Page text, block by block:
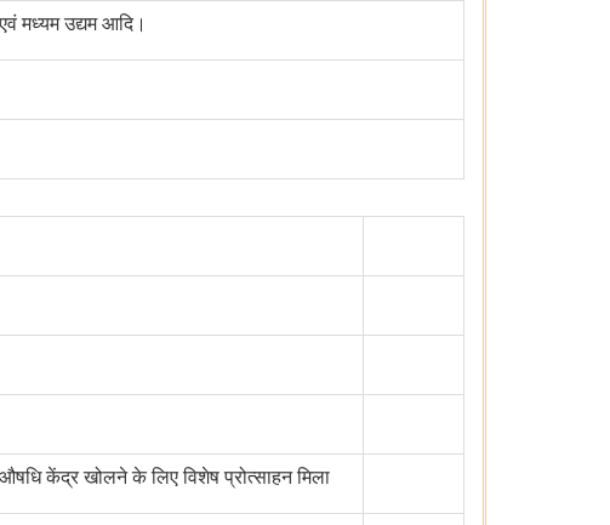
मध्यम उद्यम आदि।
केंद्र खोलने के लिए विशेष प्रोत्साहन मिला